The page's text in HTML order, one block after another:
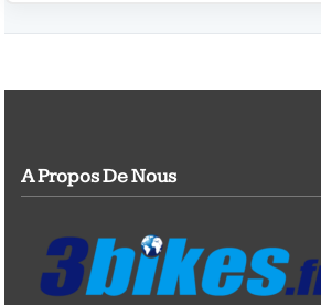
A Propos De Nous